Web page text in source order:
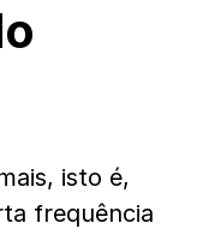
isto é,
frequência